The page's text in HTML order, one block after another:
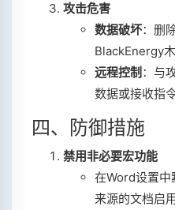
攻击危害
数据破坏：删
BlackEnergy
远程控制 ：与
数据或接收指
四、防御措施
禁用非必要宏功能
在Word设置中
来源的文档启用